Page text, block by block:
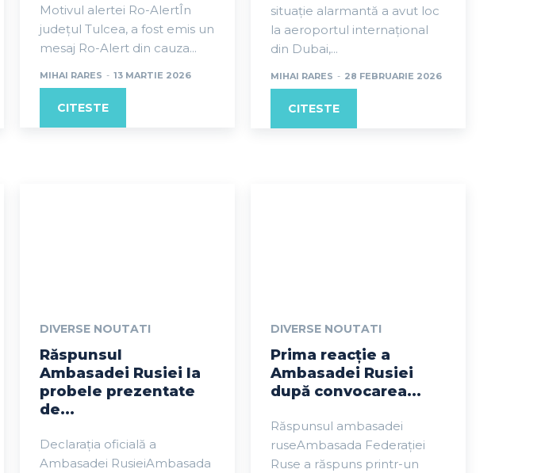
Motivul alertei Ro-AlertÎn
județul Tulcea, a fost emis un
mesaj Ro-Alert din cauza...
MIHAI RARES - 13 MARTIE 2026
CITESTE
situație alarmantă a avut loc
la aeroportul internațional
din Dubai,...
MIHAI RARES - 28 FEBRUARIE 2026
CITESTE
DIVERSE NOUTATI
Răspunsul
Ambasadei Rusiei la
probele prezentate
de...
Declarația oficială a
Ambasadei RusieiAmbasada
DIVERSE NOUTATI
Prima reacție a
Ambasadei Rusiei
după convocarea...
Răspunsul ambasadei
ruseAmbasada Federației
Ruse a răspuns printr-un